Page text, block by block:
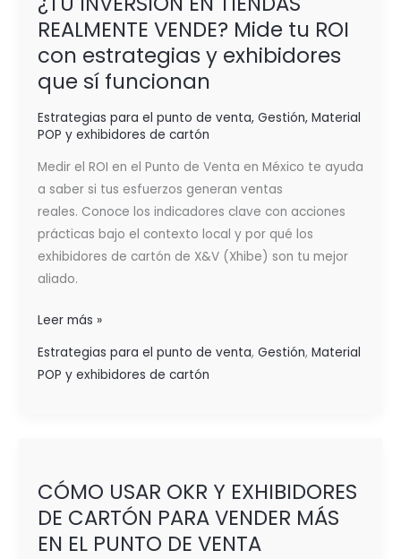
REALMENTE VENDE? Mide tu ROI
con estrategias y exhibidores
que sí funcionan
Estrategias para el punto de venta, Gestión, Material
POP y exhibidores de cartón
Medir el ROI en el Punto de Venta en México te ayuda
a saber si tus esfuerzos generan ventas
reales. Conoce los indicadores clave con acciones
prácticas bajo el contexto local y por qué los
exhibidores de cartón de X&V (Xhibe) son tu mejor
aliado.
Leer más »
Estrategias para el punto de venta, Gestión, Material
POP y exhibidores de cartón
CÓMO USAR OKR Y EXHIBIDORES
DE CARTÓN PARA VENDER MÁS
EN EL PUNTO DE VENTA
OKR
Y
EXHIBIDORES